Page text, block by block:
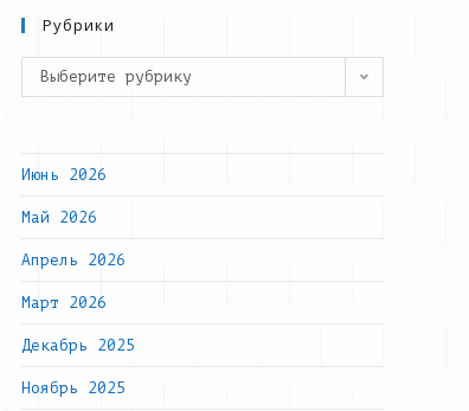
Рубрики
Рубрики
Выберите рубрику
Июнь 2026
Май 2026
Апрель 2026
Март 2026
Декабрь 2025
Ноябрь 2025